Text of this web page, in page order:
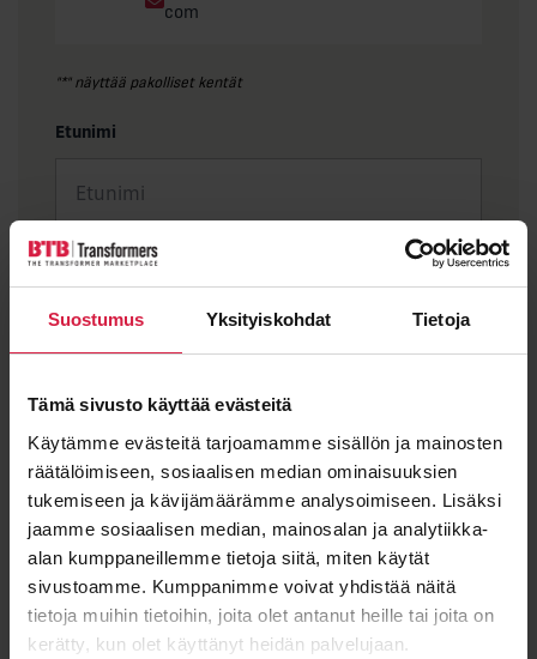
Suostumus Yksityiskohdat Tietoja
Tämä sivusto käyttää evästeitä
Käytämme evästeitä tarjoamamme sisällön ja mainosten
räätälöimiseen, sosiaalisen median ominaisuuksien
tukemiseen ja kävijämäärämme analysoimiseen. Lisäksi
jaamme sosiaalisen median, mainosalan ja analytiikka-
alan kumppaneillemme tietoja siitä, miten käytät
sivustoamme. Kumppanimme voivat yhdistää näitä
tietoja muihin tietoihin, joita olet antanut heille tai joita on
kerätty, kun olet käyttänyt heidän palvelujaan.
com
"*" näyttää pakolliset kentät
Etunimi
Sukunimi
Sähköposti *
Viesti